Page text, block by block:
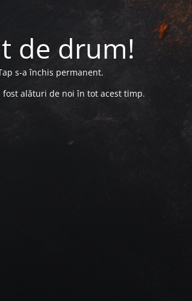
de drum!
s-a închis permanent.
fost alături de noi în tot acest timp.